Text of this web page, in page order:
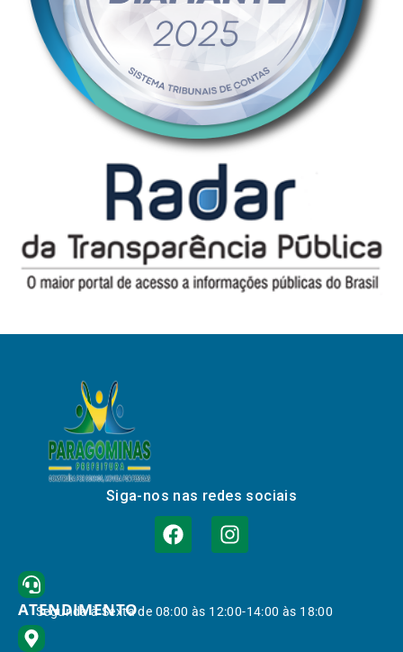
Siga-nos nas redes sociais
ATENDIMENTO
Segunda à Sexta de 08:00 às 12:00-14:00 às 18:00